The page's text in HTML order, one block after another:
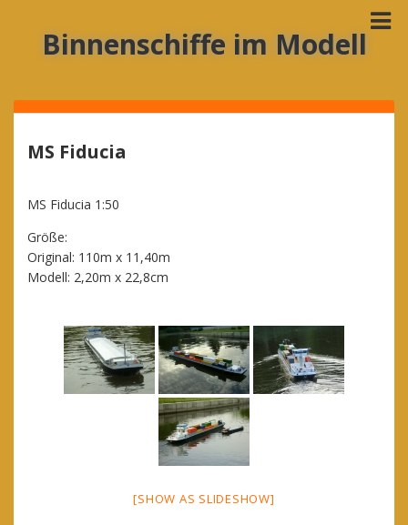
Binnenschiffe im Modell
MS Fiducia
MS Fiducia 1:50
Größe:
Original: 110m x 11,40m
Modell: 2,20m x 22,8cm
[SHOW AS SLIDESHOW]